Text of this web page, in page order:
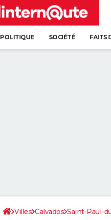
POLITIQUE SOCIÉTÉ FAITS
Villes Calvados Saint-Paul-